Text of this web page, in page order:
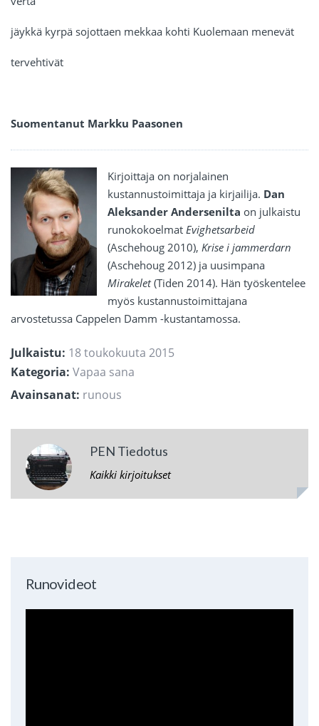
jäykkä kyrpä sojottaen mekkaa kohti Kuolemaan menevät
tervehtivät
Suomentanut Markku Paasonen
Kirjoittaja on norjalainen
kustannustoimittaja ja kirjailija. Dan
Aleksander Andersenilta on julkaistu
runokokoelmat Evighetsarbeid
(Aschehoug 2010), Krise i jammerdarn
(Aschehoug 2012) ja uusimpana
Mirakelet(Tiden 2014). Hän työskentelee
myös kustannustoimittajana
arvostetussa Cappelen Damm -kustantamossa.
Julkaistu: 18 toukokuuta 2015
Kategoria: Vapaa sana
Avainsanat: runous
PEN Tiedotus
Kaikki kirjoitukset
Runovideot